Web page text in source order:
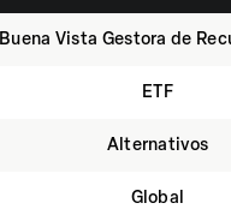
Buena Vista Gestora de
ETF
Alternativos
Global